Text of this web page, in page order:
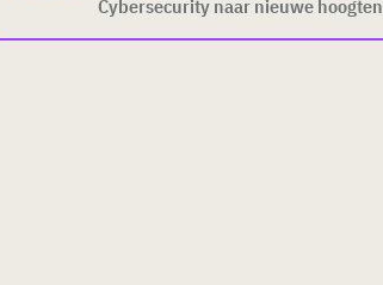
Cybersecurity naar nieuwe hoogten